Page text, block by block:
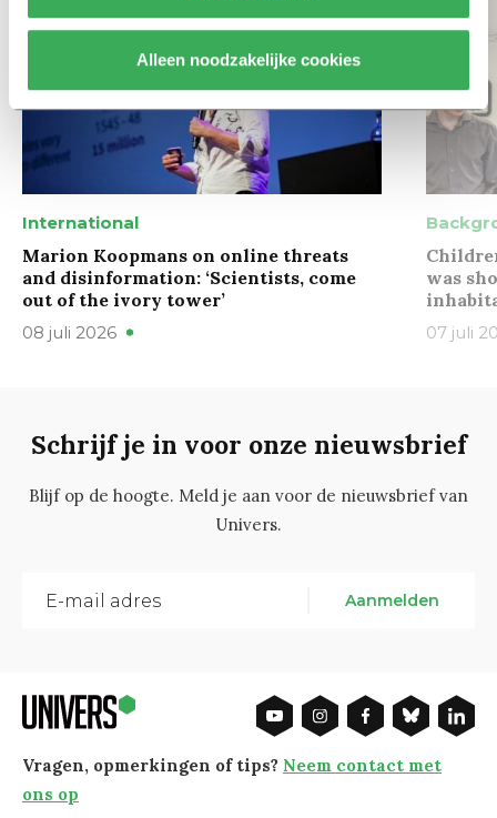
Alleen noodzakelijke cookies
International
Marion Koopmans on online threats
and disinformation: ‘Scientists, come
out of the ivory tower’
08 juli 2026
was
07 juli
Schrijf je in voor onze nieuwsbrief
Blijf op de hoogte. Meld je aan voor de nieuwsbrief van
Univers.
Aanmelden
Vragen, opmerkingen of tips? Neem contact met
ons op